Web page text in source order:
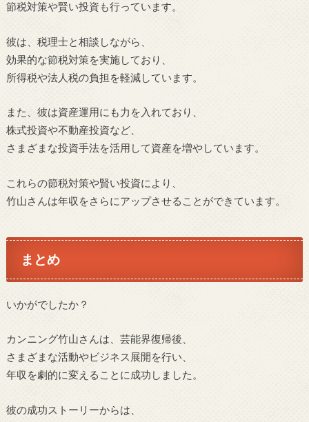
節税対策や賢い投資も行っています。
彼は、税理士と相談しながら、
効果的な節税対策を実施しており、
所得税や法人税の負担を軽減しています。
また、彼は資産運用にも力を入れており、
株式投資や不動産投資など、
さまざまな投資手法を活用して資産を増やしています。
これらの節税対策や賢い投資により、
竹山さんは年収をさらにアップさせることができています。
まとめ
いかがでしたか？
カンニング竹山さんは、芸能界復帰後、
さまざまな活動やビジネス展開を行い、
年収を劇的に変えることに成功しました。
彼の成功ストーリーからは、